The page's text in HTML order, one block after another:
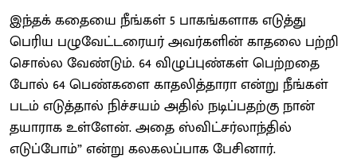
இந்தக் கதையை நீங்கள் 5 பாகங்களாக எடுத்து
பெரிய பழுவேட்டரையர் அவர்களின் காதலை பற்றி
சொல்ல வேண்டும். 64 விழுப்புண்கள் பெற்றதை
போல் 64 பெண்களை காதலித்தாரா என்று நீங்கள்
படம் எடுத்தால் நிச்சயம் அதில் நடிப்பதற்கு நான்
தயாராக உள்ளேன். அதை ஸ்விட்சர்லாந்தில்
எடுப்போம்” என்று கலகலப்பாக பேசினார்.